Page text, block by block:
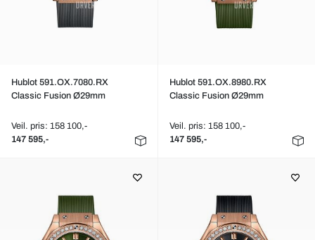
Hublot 591.OX.7080.RX
Classic Fusion Ø29mm
Veil. pris: 158 100,-
147 595,-
Hublot 591.OX.8980.RX
Classic Fusion Ø29mm
Veil. pris: 158 100,-
147 595,-